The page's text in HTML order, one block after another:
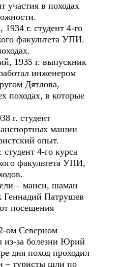
участия в походах
г. студент 4-го
факультета УПИ.
1935 г. выпускник
инженером
Дятлова,
походах, в которые
г. студент
машин
опыт.
4-го курса
факультета УПИ,
манси, шаман
Геннадий Патрушев
посещения
Северном
из-за болезни Юрий
дня поход проходил
– туристы шли по